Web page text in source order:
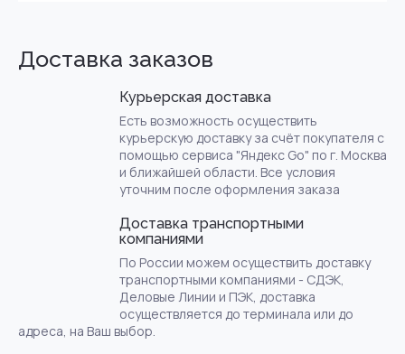
Доставка заказов
Курьерская доставка
Есть возможность осуществить
курьерскую доставку за счёт покупателя с
помощью сервиса "Яндекс Go" по г. Москва
и ближайшей области. Все условия
уточним после оформления заказа
Доставка транспортными
компаниями
По России можем осуществить доставку
транспортными компаниями - СДЭК,
Деловые Линии и ПЭК, доставка
осуществляется до терминала или до
адреса, на Ваш выбор.